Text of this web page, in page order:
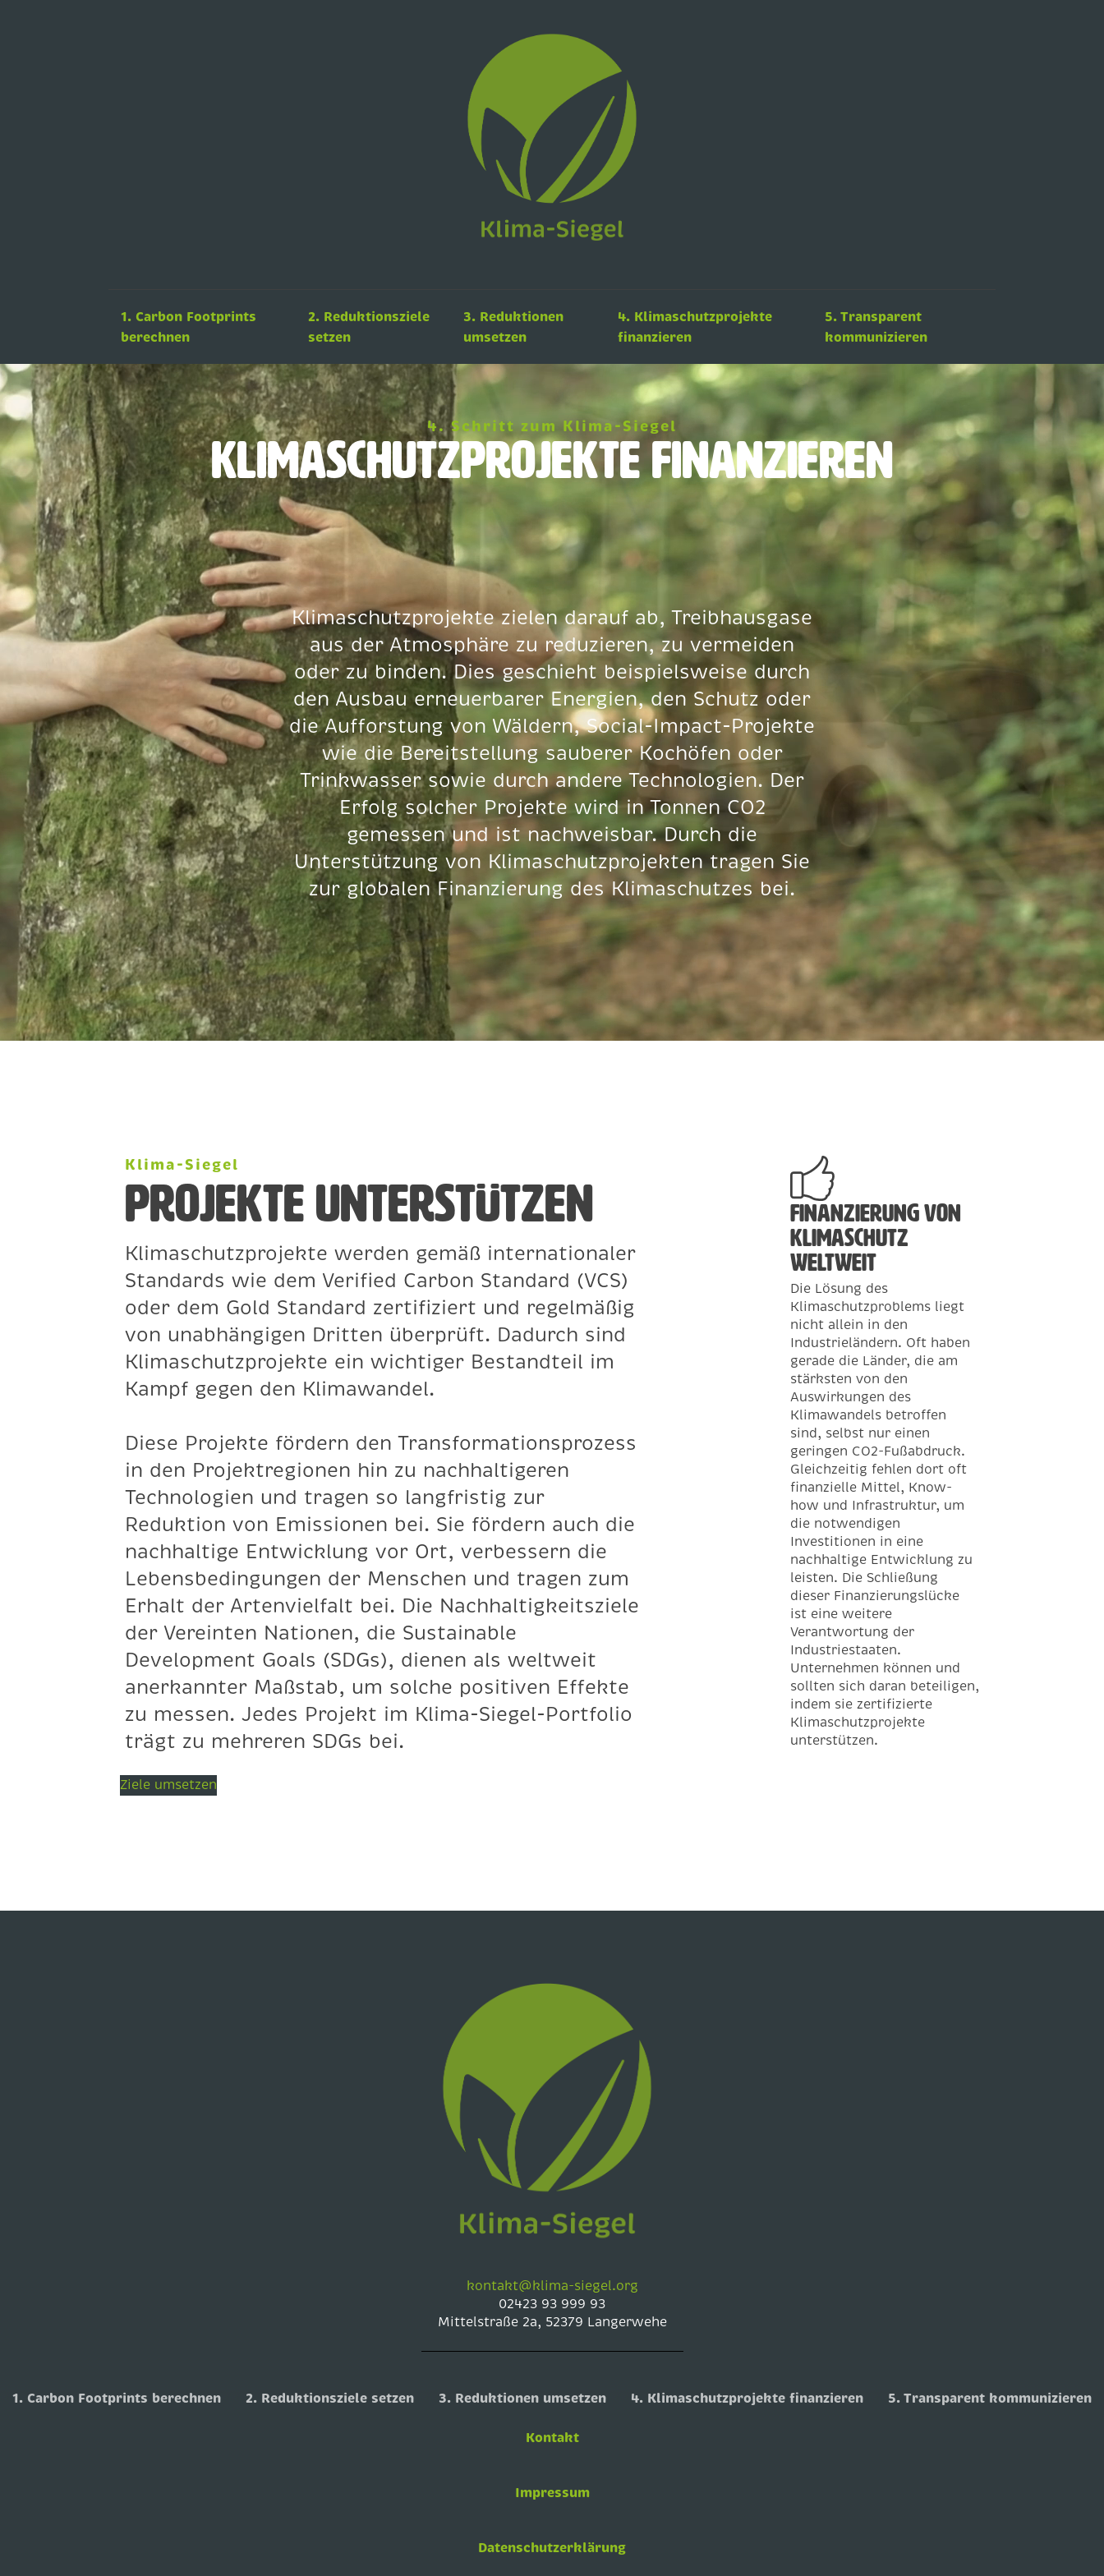
1. Carbon Footprints
berechnen
2. Reduktionsziele
setzen
3. Reduktionen
umsetzen
4. Klimaschutzprojekte
finanzieren
5. Transparent
kommunizieren
4. Schritt zum Klima-Siegel
Klimaschutzprojekte finanzieren
Klimaschutzprojekte zielen darauf ab, Treibhausgase
aus der Atmosphäre zu reduzieren, zu vermeiden
oder zu binden. Dies geschieht beispielsweise durch
den Ausbau erneuerbarer Energien, den Schutz oder
die Aufforstung von Wäldern, Social-Impact-Projekte
wie die Bereitstellung sauberer Kochöfen oder
Trinkwasser sowie durch andere Technologien. Der
Erfolg solcher Projekte wird in Tonnen CO2
gemessen und ist nachweisbar. Durch die
Unterstützung von Klimaschutzprojekten tragen Sie
zur globalen Finanzierung des Klimaschutzes bei.
Klima-Siegel
Projekte Unterstützen
Klimaschutzprojekte werden gemäß internationaler
Standards wie dem Verified Carbon Standard (VCS)
oder dem Gold Standard zertifiziert und regelmäßig
von unabhängigen Dritten überprüft. Dadurch sind
Klimaschutzprojekte ein wichtiger Bestandteil im
Kampf gegen den Klimawandel.
Diese Projekte fördern den Transformationsprozess
in den Projektregionen hin zu nachhaltigeren
Technologien und tragen so langfristig zur
Reduktion von Emissionen bei. Sie fördern auch die
nachhaltige Entwicklung vor Ort, verbessern die
Lebensbedingungen der Menschen und tragen zum
Erhalt der Artenvielfalt bei. Die Nachhaltigkeitsziele
der Vereinten Nationen, die Sustainable
Development Goals (SDGs), dienen als weltweit
anerkannter Maßstab, um solche positiven Effekte
zu messen. Jedes Projekt im Klima-Siegel-Portfolio
trägt zu mehreren SDGs bei.
Ziele umsetzen
Finanzierung von
Klimaschutz
weltweit
Die Lösung des
Klimaschutzproblems liegt
nicht allein in den
Industrieländern. Oft haben
gerade die Länder, die am
stärksten von den
Auswirkungen des
Klimawandels betroffen
sind, selbst nur einen
geringen CO2-Fußabdruck.
Gleichzeitig fehlen dort oft
finanzielle Mittel, Know-
how und Infrastruktur, um
die notwendigen
Investitionen in eine
nachhaltige Entwicklung zu
leisten. Die Schließung
dieser Finanzierungslücke
ist eine weitere
Verantwortung der
Industriestaaten.
Unternehmen können und
sollten sich daran beteiligen,
indem sie zertifizierte
Klimaschutzprojekte
unterstützen.
kontakt@klima-siegel.org
02423 93 999 93
Mittelstraße 2a, 52379 Langerwehe
1. Carbon Footprints berechnen 2. Reduktionsziele setzen 3. Reduktionen umsetzen 4. Klimaschutzprojekte finanzieren 5. Transparent kommunizieren
Kontakt
Impressum
Datenschutzerklärung